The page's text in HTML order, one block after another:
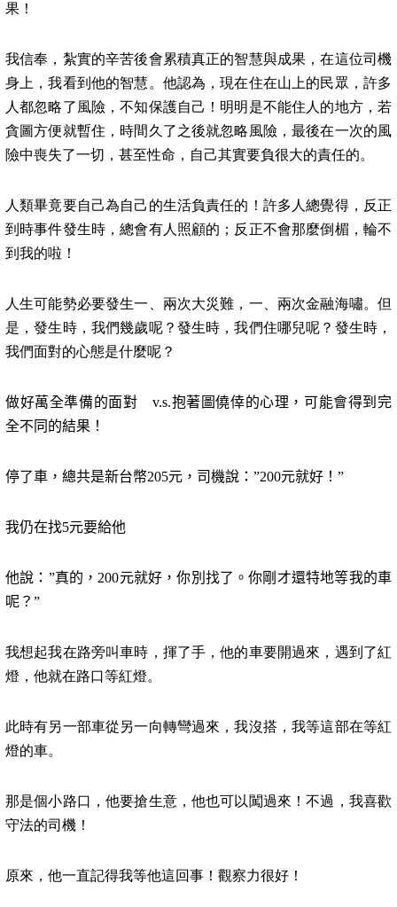
果！
我信奉，紮實的辛苦後會累積真正的智慧與成果，在這位司機
身上，我看到他的智慧。他認為，現在住在山上的民眾，許多
人都忽略了風險，不知保護自己！明明是不能住人的地方，若
貪圖方便就暫住，時間久了之後就忽略風險，最後在一次的風
險中喪失了一切，甚至性命，自己其實要負很大的責任的。
人類畢竟要自己為自己的生活負責任的！許多人總覺得，反正
到時事件發生時，總會有人照顧的；反正不會那麼倒楣，輪不
到我的啦！
人生可能勢必要發生一、兩次大災難，一、兩次金融海嘯。但
是，發生時，我們幾歲呢？發生時，我們住哪兒呢？發生時，
我們面對的心態是什麼呢？
做好萬全準備的面對 v.s.抱著圖僥倖的心理，可能會得到完
全不同的結果！
停了車，總共是新台幣205元，司機說：”200元就好！”
我仍在找5元要給他
他說：”真的， 200元就好，你別找了。你剛才還特地等我的車
呢？”
我想起我在路旁叫車時，揮了手，他的車要開過來，遇到了紅
燈，他就在路口等紅燈。
此時有另一部車從另一向轉彎過來，我沒搭，我等這部在等紅
燈的車。
那是個小路口，他要搶生意，他也可以闖過來！不過，我喜歡
守法的司機！
原來，他一直記得我等他這回事！觀察力很好！